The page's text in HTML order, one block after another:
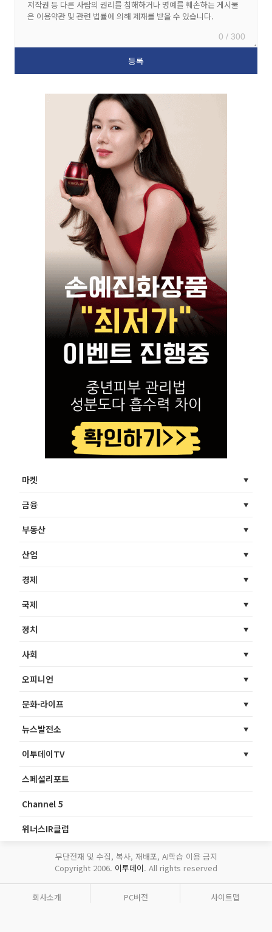
0 / 300
마켓
금융
부동산
산업
경제
국제
정치
사회
오피니언
문화·라이프
뉴스발전소
이투데이TV
스페셜리포트
Channel 5
위너스IR클럽
무단전재 및 수집, 복사, 재배포, AI학습 이용 금지
Copyright 2006. 이투데이. All rights reserved
회사소개 PC버전 사이트맵